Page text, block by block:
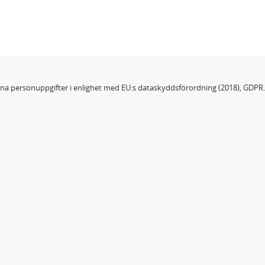
personuppgifter i enlighet med EU:s dataskyddsförordning (2018), GDPR.